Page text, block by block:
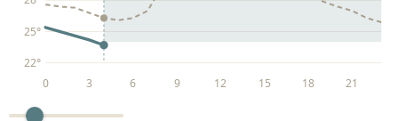
22°
25°
0 3 6 9 12 15 18 21